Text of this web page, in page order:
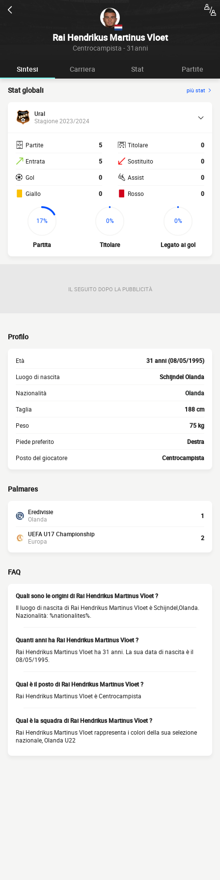
Rai Hendrikus Martinus Vloet
Centrocampista - 31anni
Sintesi Carriera Stat Partite
Stat globali più stat
Ural
Stagione 2023/2024
Partite 5
Entrata 5
Gol 0
Giallo 0
Titolare 0
Sostituito 0
Assist 0
Rosso 0
17%
Partita
0%
Titolare
0%
Legato ai gol
IL SEGUITO DOPO LA PUBBLICITÀ
Profilo
Età 31 anni (08/05/1995)
Luogo di nascita Schijndel Olanda
Nazionalità Olanda
Taglia 188 cm
Peso 75 kg
Piede preferito Destra
Posto del giocatore Centrocampista
Palmares
Eredivisie
Olanda
1
UEFA U17 Championship
Europa
2
FAQ
Quali sono le origini di Rai Hendrikus Martinus Vloet ?
Il luogo di nascita di Rai Hendrikus Martinus Vloet è Schijndel,Olanda.
Nazionalità: %nationalites%.
Quanti anni ha Rai Hendrikus Martinus Vloet ?
Rai Hendrikus Martinus Vloet ha 31 anni. La sua data di nascita è il
08/05/1995.
Qual è il posto di Rai Hendrikus Martinus Vloet ?
Rai Hendrikus Martinus Vloet è Centrocampista
Qual è la squadra di Rai Hendrikus Martinus Vloet ?
Rai Hendrikus Martinus Vloet rappresenta i colori della sua selezione
nazionale, Olanda U22